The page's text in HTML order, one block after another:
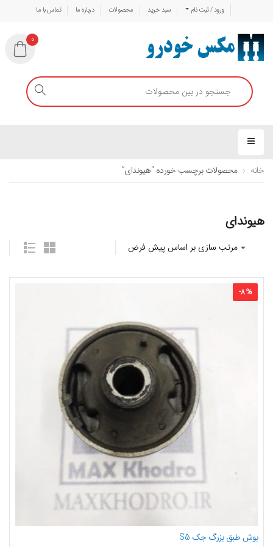
ورود / ثبت نام سبد خرید محصولات درباره ما تماس با ما
0
خانه محصولات برچسب خورده “هیوندای”
هیوندای
-8%
بوش طبق بزرگ جک S5